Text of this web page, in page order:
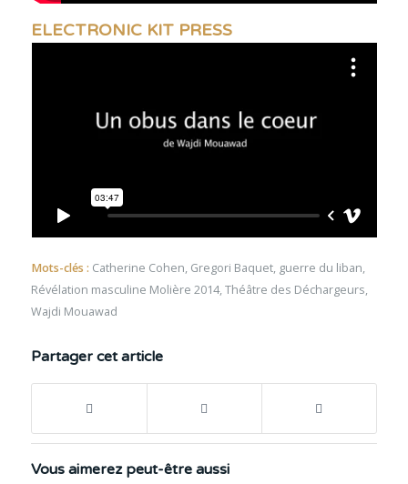
ELECTRONIC KIT PRESS
Mots-clés : Catherine Cohen, Gregori Baquet, guerre du liban,
Révélation masculine Molière 2014,Théâtre des Déchargeurs,
Wajdi Mouawad
Partager cet article
Vous aimerez peut-être aussi